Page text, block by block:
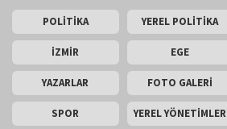
POLİTİKA YEREL POLİTİKA
İZMİR EGE
YAZARLAR FOTO GALERİ
SPOR YEREL YÖNETİMLER